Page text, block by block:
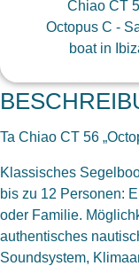
Ta Chiao CT 56
Klassisches
bis zu 12 Personen:
oder Familie.
authentisches
Soundsystem,